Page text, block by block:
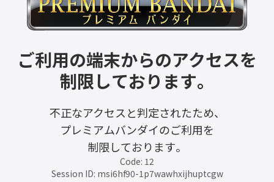
ご利用の端末からのアクセスを
制限しております。
不正なアクセスと判定されたため、
プレミアムバンダイのご利用を
制限しております。
Code: 12
Session ID: msi6hf90-1p7wawhxijhuptcgw